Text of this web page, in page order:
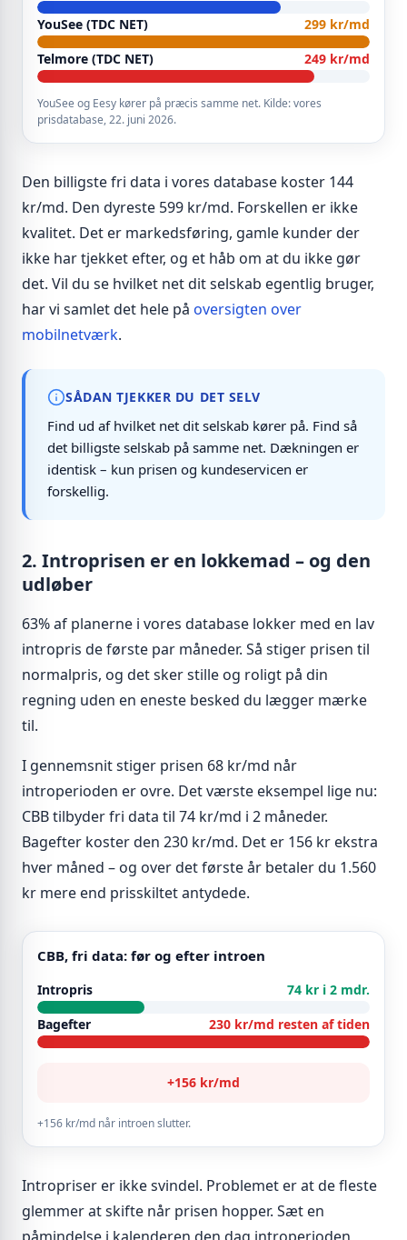
YouSee (TDC NET)
299 kr/md
Telmore (TDC NET)
249 kr/md
YouSee og Eesy kører på præcis samme net. Kilde: vores
prisdatabase, 22. juni 2026.
Den billigste fri data i vores database koster 144
kr/md. Den dyreste 599 kr/md. Forskellen er ikke
kvalitet. Det er markedsføring, gamle kunder der
ikke har tjekket efter, og et håb om at du ikke gør
det. Vil du se hvilket net dit selskab egentlig bruger,
har vi samlet det hele på oversigten over
mobilnetværk.
SÅDAN TJEKKER DU DET SELV
Find ud af hvilket net dit selskab kører på. Find så
det billigste selskab på samme net. Dækningen er
identisk – kun prisen og kundeservicen er
forskellig.
2. Introprisen er en lokkemad – og den
udløber
63% af planerne i vores database lokker med en lav
intropris de første par måneder. Så stiger prisen til
normalpris, og det sker stille og roligt på din
regning uden en eneste besked du lægger mærke
til.
I gennemsnit stiger prisen 68 kr/md når
introperioden er ovre. Det værste eksempel lige nu:
CBB tilbyder fri data til 74 kr/md i 2 måneder.
Bagefter koster den 230 kr/md. Det er 156 kr ekstra
hver måned – og over det første år betaler du 1.560
kr mere end prisskiltet antydede.
CBB, fri data: før og efter introen
Intropris
74 kr i 2 mdr.
Bagefter
230 kr/md resten af tiden
+156 kr/md
+156 kr/md når introen slutter.
Intropriser er ikke svindel. Problemet er at de fleste
glemmer at skifte når prisen hopper. Sæt en